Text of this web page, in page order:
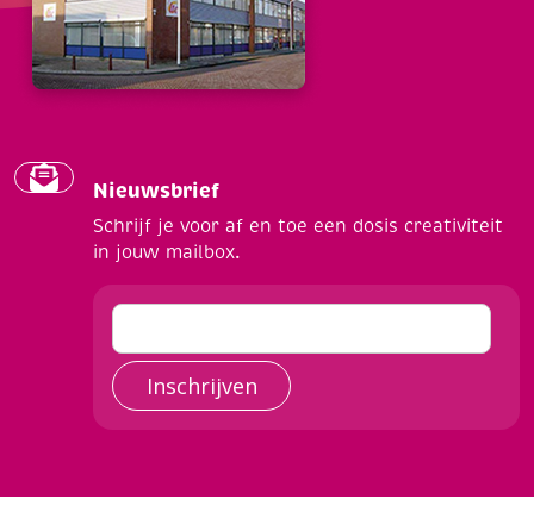
Nieuwsbrief
Schrijf je voor af en toe een dosis creativiteit
in jouw mailbox.
Inschrijven